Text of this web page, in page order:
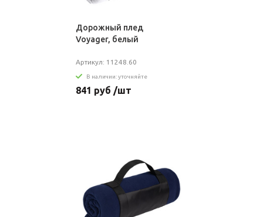
Дорожный плед
Voyager, белый
Артикул: 11248.60
В наличии: уточняйте
841 руб /шт